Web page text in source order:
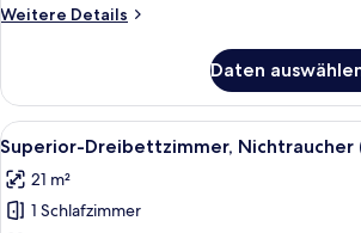
anzeigen
Weitere Details
Weitere
Doppelzimmer,
Nichtraucher
(East
wing)
Daten
Alle
Fotos
für
Superior-
Ein
4
Superior-Dreibettzimmer, Nichtraucher
21 m²
1 Schlafzimmer